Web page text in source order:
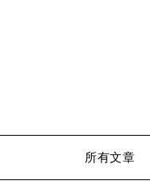
所有文章